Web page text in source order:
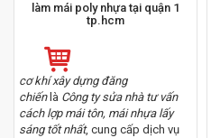
làm mái poly nhựa tại quận 1
tp.hcm
cơ khí xây dựng đăng
chiếnlà Công ty sửa nhà tư vấn
cách lợp mái tôn, mái nhựa lấy
sáng tốt nhất, cung cấp dịch vụ